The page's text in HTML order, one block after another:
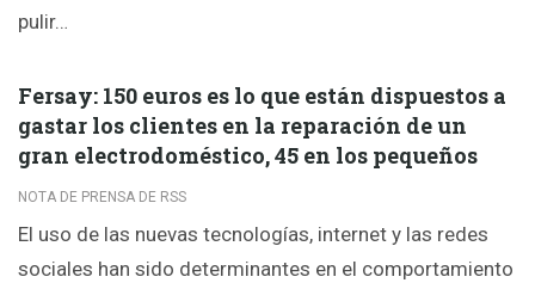
pulir…
Fersay: 150 euros es lo que están dispuestos a
gastar los clientes en la reparación de un
gran electrodoméstico, 45 en los pequeños
NOTA DE PRENSA DE RSS
El uso de las nuevas tecnologías, internet y las redes
sociales han sido determinantes en el comportamiento